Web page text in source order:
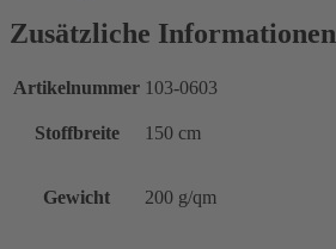
Zusätzliche Informationen
Artikelnummer 103-0603
Stoffbreite 150 cm
Gewicht 200 g/qm